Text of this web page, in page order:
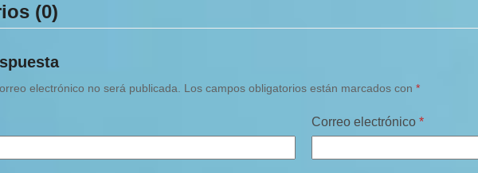
(0)
electrónico no será publicada. Los campos obligatorios están marcados con *
Correo electrónico *